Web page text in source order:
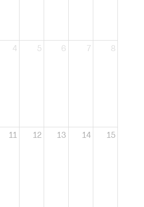
4 5 6 7 8
11 12 13 14 15